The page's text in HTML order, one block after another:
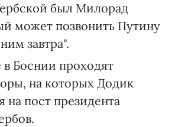
был Милорад
может позвонить Путину
завтра".
в Боснии проходят
на которых Додик
на пост президента